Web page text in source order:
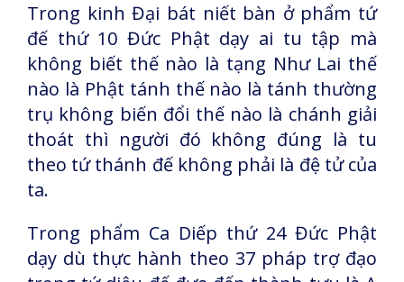
Trong kinh Đại bát niết bàn ở phẩm tứ
đế thứ 10 Đức Phật dạy ai tu tập mà
không biết thế nào là tạng Như Lai thế
nào là Phật tánh thế nào là tánh thường
trụ không biến đổi thế nào là chánh giải
thoát thì người đó không đúng là tu
theo tứ thánh đế không phải là đệ tử của
ta.
Trong phẩm Ca Diếp thứ 24 Đức Phật
dạy dù thực hành theo 37 pháp trợ đạo